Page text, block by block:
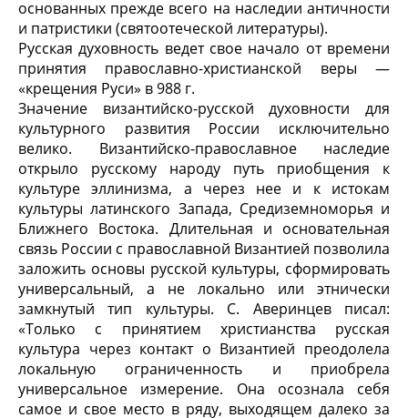
основанных прежде всего на наследии античности
и патристики (святоотеческой литературы).
Русская духовность ведет свое начало от времени
принятия православно-христианской веры —
«крещения Руси» в 988 г.
Значение византийско-русской духовности для
культурного развития России исключительно
велико. Византийско-православное наследие
открыло русскому народу путь приобщения к
культуре эллинизма, а через нее и к истокам
культуры латинского Запада, Средиземноморья и
Ближнего Востока. Длительная и основательная
связь России с православной Византией позволила
заложить основы русской культуры, сформировать
универсальный, а не локально или этнически
замкнутый тип культуры. С. Аверинцев писал:
«Только с принятием христианства русская
культура через контакт о Византией преодолела
локальную ограниченность и приобрела
универсальное измерение. Она осознала себя
самое и свое место в ряду, выходящем далеко за